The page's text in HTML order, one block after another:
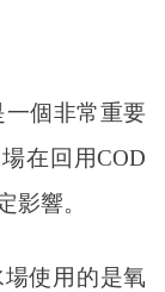
一個非常重要
在回用COD
影響。
使用的是氧